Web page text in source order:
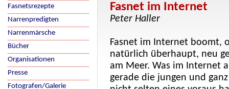
Fasnet im Internet
Peter Haller
Fasnet im Internet boomt,
natürlich überhaupt, neu
am Meer. Was im Internet
gerade die jungen und
Fasnetsrezepte
Narrenpredigten
Narrenmärsche
Bücher
Organisationen
Presse
Fotografen/Galerie